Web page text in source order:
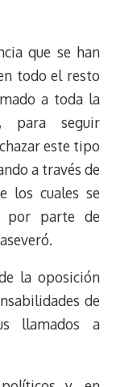
que se han
todo el resto
a toda la
para seguir
este tipo
a través de
los cuales se
por parte de
la oposición
de
llamados a